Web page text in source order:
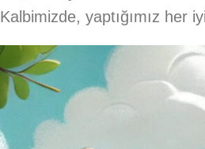
Kalbimizde, yaptığımız her